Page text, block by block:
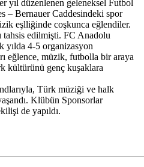
yıl düzenlenen geleneksel Futbol
– Bernauer Caddesindeki spor
eşlliğinde coşkunca eğlendiler.
tahsis edilmişti. FC Anadolu
yılda 4-5 organizasyon
eğlence, müzik, futbolla bir araya
kültürünü genç kuşaklara
Türk müziği ve halk
Klübün Sponsorlar
de yapıldı.